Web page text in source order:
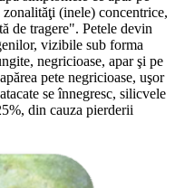
(inele) concentrice,
de tragere". Petele devin
vizibile sub forma
negricioase, apar şi pe
pete negricioase, uşor
se înnegresc, silicvele
din cauza pierderii